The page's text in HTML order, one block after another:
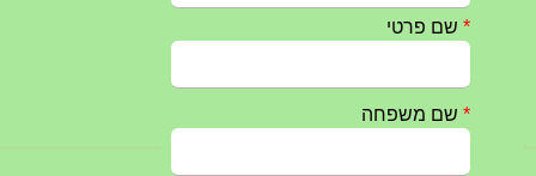
מופע הגבעטרון ב 10.10.2024 נדחה בשל המצב הבטחוני